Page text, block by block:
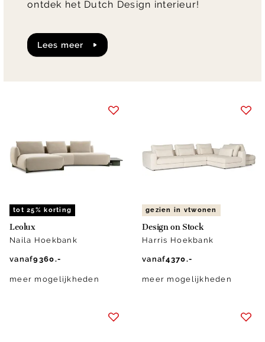
tot 25% korting
Leolux
Naila Hoekbank
vanaf9360.-
meer mogelijkheden
gezien in vtwonen
Design on Stock
Harris Hoekbank
vanaf4370.-
meer mogelijkheden
ontdek het Dutch Design interieur!
lees meer